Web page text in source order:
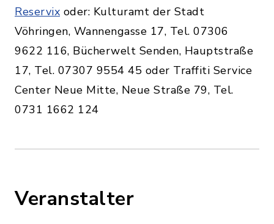
Reservix oder: Kulturamt der Stadt
Vöhringen, Wannengasse 17, Tel. 07306
9622 116, Bücherwelt Senden, Hauptstraße
17, Tel. 07307 9554 45 oder Traffiti Service
Center Neue Mitte, Neue Straße 79, Tel.
0731 1662 124
Veranstalter